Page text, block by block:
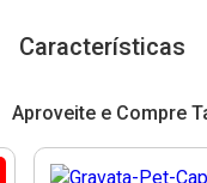
Características
Aproveite e Compre